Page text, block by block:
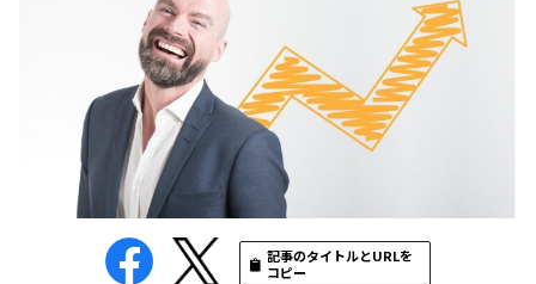
記事のタイトルとURLを
コピー